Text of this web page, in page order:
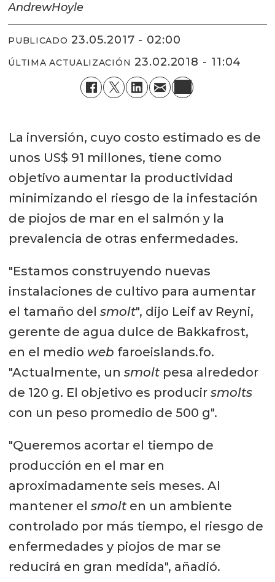
AndrewHoyle
PUBLICADO 23.05.2017 - 02:00
ÚLTIMA ACTUALIZACIÓN 23.02.2018 - 11:04
La inversión, cuyo costo estimado es de
unos US$ 91 millones, tiene como
objetivo aumentar la productividad
minimizando el riesgo de la infestación
de piojos de mar en el salmón y la
prevalencia de otras enfermedades.
"Estamos construyendo nuevas
instalaciones de cultivo para aumentar
el tamaño del smolt", dijo Leif av Reyni,
gerente de agua dulce de Bakkafrost,
en el medio web faroeislands.fo.
"Actualmente, un smoltpesa alrededor
de 120 g. El objetivo es producir smolts
con un peso promedio de 500 g".
"Queremos acortar el tiempo de
producción en el mar en
aproximadamente seis meses. Al
mantener el smolten un ambiente
controlado por más tiempo, el riesgo de
enfermedades y piojos de mar se
reducirá en gran medida", añadió.